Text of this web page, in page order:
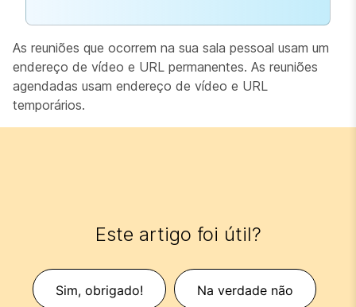
As reuniões que ocorrem na sua sala pessoal usam um
endereço de vídeo e URL permanentes. As reuniões
agendadas usam endereço de vídeo e URL
temporários.
Este artigo foi útil?
Sim, obrigado! Na verdade não